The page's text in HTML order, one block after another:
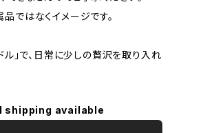
ではなくイメージです。
ル」で、日常に少しの贅沢を取り入れ
shipping available